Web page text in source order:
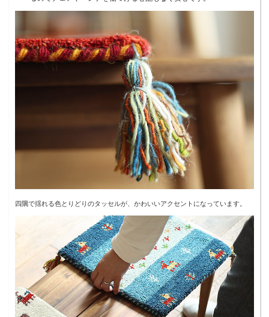
四隅で揺れる色とりどりのタッセルが、かわいいアクセントになっています。